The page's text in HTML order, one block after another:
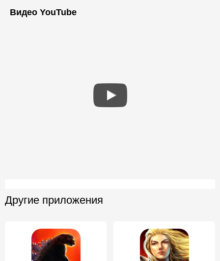
Видео YouTube
Другие приложения